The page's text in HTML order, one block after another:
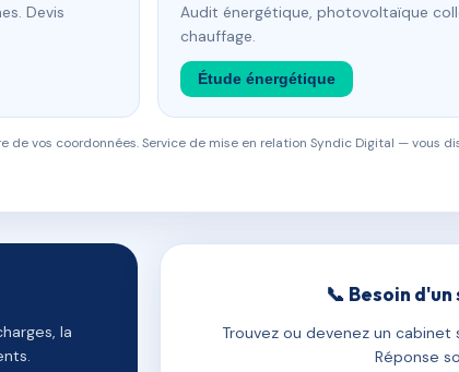
Devis
Audit énergétique, photovoltaïque
chauffage.
Étude énergétique
vos coordonnées. Service de mise en relation Syndic Digital — vous
la
📞 Besoin d'un
Trouvez ou devenez un
Réponse